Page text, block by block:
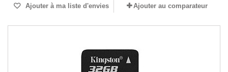
Ajouter à ma liste d'envies Ajouter au comparateur